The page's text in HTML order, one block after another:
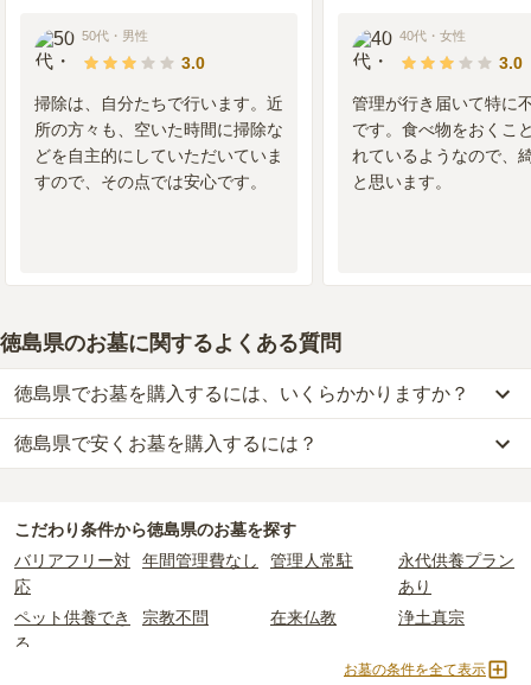
50代 ・ 男性
3.0
掃除は、自分たちで行います。近
所の方々も、空いた時間に掃除な
どを自主的にしていただいていま
すので、その点では安心です。
40代 ・ 女性
3.0
管理が行き届いて特に
です。食べ物をおくこ
れているようなので、
と思います。
徳島県のお墓に関するよくある質問
徳島県でお墓を購入するには、いくらかかりますか？
徳島県での購入費用の目安は、一般墓が約216万円、樹木葬が約69
万円、納骨堂が約63万円、永代供養墓が約83万円です。
2つが主な費用となります。
の一般墓の永代使用料の平均は57万円 で、墓石代は 徳島県の
平均
です。いずれも区画の広さや墓石の大きさ・素材に
樹木葬・納骨堂・永代供養墓は、基本的に墓石代がかからず、永代
徳島県で安くお墓を購入するには？
万円(墓石代別)
からお求めいただけます。
する「合祀墓（ごうしぼ）」と呼ばれるタイプです。個別のお墓に
比べて省スペースで管理の手間がかからないため、費用が安く設定
されています。
価格の目安は、1名あたり5万円〜30万円程度です。
こだわり条件から徳島県のお墓を探す
バリアフリー対
応
年間管理費なし 管理人常駐
永代供養プラン
あり
ペット供養でき
る
宗教不問 在来仏教 浄土真宗
納骨堂
お墓の条件を全て表示